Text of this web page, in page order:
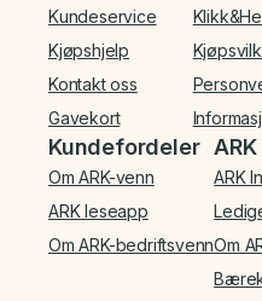
Kundeservice
Kjøpshjelp
Kontakt oss
Gavekort
Kundefordeler
Om ARK-venn
ARK leseapp
Om ARK-bedriftsvenn
ARK
Om